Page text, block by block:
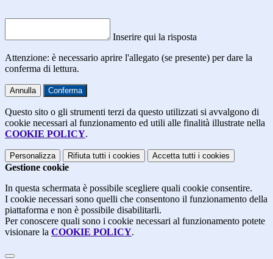
Inserire qui la risposta
Attenzione: è necessario aprire l'allegato (se presente) per dare la
conferma di lettura.
Annulla Conferma
Questo sito o gli strumenti terzi da questo utilizzati si avvalgono di
cookie necessari al funzionamento ed utili alle finalità illustrate nella
COOKIE POLICY.
Personalizza Rifiuta tutti i cookies Accetta tutti i cookies
Gestione cookie
In questa schermata è possibile scegliere quali cookie consentire.
I cookie necessari sono quelli che consentono il funzionamento della
piattaforma e non è possibile disabilitarli.
Per conoscere quali sono i cookie necessari al funzionamento potete
visionare la COOKIE POLICY.